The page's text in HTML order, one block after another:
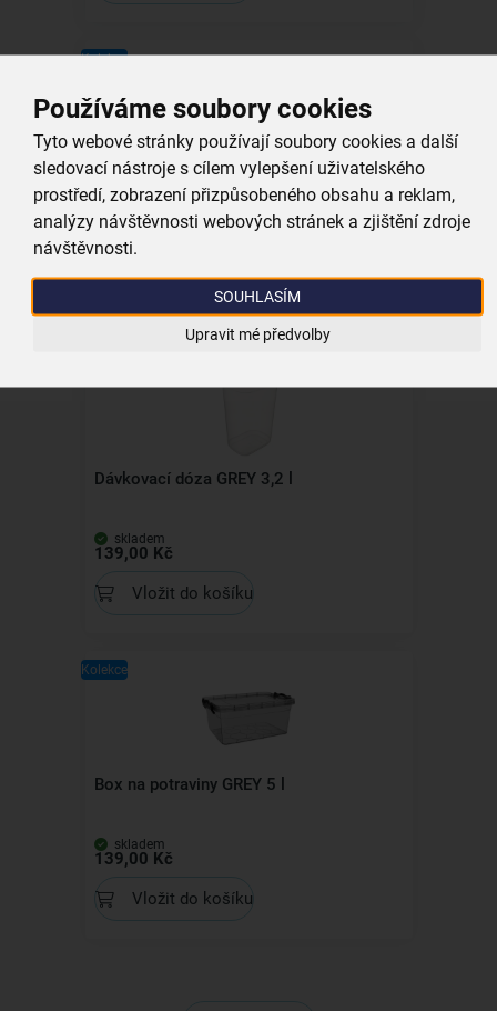
Používáme soubory cookies
Tyto webové stránky používají soubory cookies a další
sledovací nástroje s cílem vylepšení uživatelského
prostředí, zobrazení přizpůsobeného obsahu a reklam,
analýzy návštěvnosti webových stránek a zjištění zdroje
návštěvnosti.
SOUHLASÍM
Upravit mé předvolby
Kolekce
Dávkovací dóza GREY 1,8 l
149,00 Kč
Vložit do košíku
Dávkovací dóza GREY 3,2 l
skladem
139,00 Kč
Vložit do košíku
Kolekce
Box na potraviny GREY 5 l
skladem
139,00 Kč
Vložit do košíku